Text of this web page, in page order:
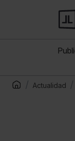
Actualidad